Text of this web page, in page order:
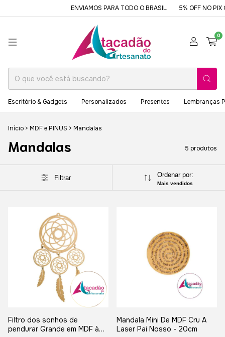
ENVIAMOS PARA TODO O BRASIL 5% OFF NO PIX
0
Escritório & Gadgets Personalizados Presentes Lembranças
Início > MDF e PINUS > Mandalas
Mandalas 5 produtos
Filtrar Ordenar por:
Mais vendidos
Filtro dos sonhos de
pendurar Grande em MDF à
Mandala Mini De MDF Cru A
Laser Pai Nosso - 20cm